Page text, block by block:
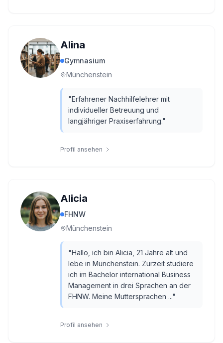
Alina
Gymnasium
Münchenstein
"Erfahrener Nachhilfelehrer mit
individueller Betreuung und
langjähriger Praxiserfahrung."
Profil ansehen
Alicia
FHNW
Münchenstein
"Hallo, ich bin Alicia, 21 Jahre alt und
lebe in Münchenstein. Zurzeit studiere
ich im Bachelor international Business
Management in drei Sprachen an der
FHNW. Meine Muttersprachen ..."
Profil ansehen